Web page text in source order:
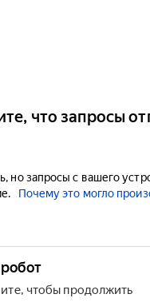
что запросы
но запросы с вашего
Почему это могло
робот
чтобы продолжить